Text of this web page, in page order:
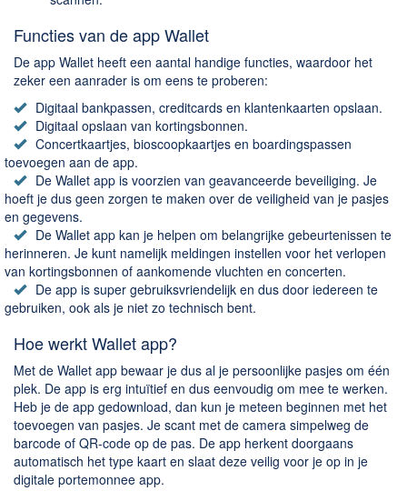
Webbrowsers
Functies van de app Wallet
De app Wallet heeft een aantal handige functies, waardoor het
zeker een aanrader is om eens te proberen:
Digitaal bankpassen, creditcards en klantenkaarten opslaan.
Digitaal opslaan van kortingsbonnen.
Concertkaartjes, bioscoopkaartjes en boardingspassen
toevoegen aan de app.
De Wallet app is voorzien van geavanceerde beveiliging. Je
hoeft je dus geen zorgen te maken over de veiligheid van je pasjes
en gegevens.
De Wallet app kan je helpen om belangrijke gebeurtenissen te
herinneren. Je kunt namelijk meldingen instellen voor het verlopen
van kortingsbonnen of aankomende vluchten en concerten.
De app is super gebruiksvriendelijk en dus door iedereen te
gebruiken, ook als je niet zo technisch bent.
Hoe werkt Wallet app?
Met de Wallet app bewaar je dus al je persoonlijke pasjes om één
plek. De app is erg intuïtief en dus eenvoudig om mee te werken.
Heb je de app gedownload, dan kun je meteen beginnen met het
toevoegen van pasjes. Je scant met de camera simpelweg de
barcode of QR-code op de pas. De app herkent doorgaans
automatisch het type kaart en slaat deze veilig voor je op in je
digitale portemonnee app.